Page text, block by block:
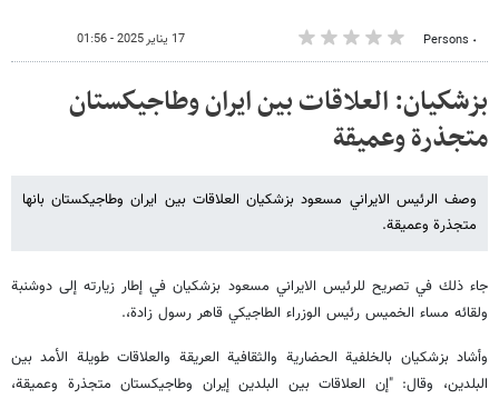
٠ Persons 17 يناير 2025 - 01:56
بزشكيان: العلاقات بين ايران وطاجيكستان
متجذرة وعميقة
وصف الرئيس الايراني مسعود بزشكيان العلاقات بين ايران وطاجيكستان بانها
متجذرة وعميقة.
جاء ذلك في تصريح للرئيس الايراني مسعود بزشكيان في إطار زيارته إلى دوشنبة
ولقائه مساء الخميس رئيس الوزراء الطاجيكي قاهر رسول زادة،.
وأشاد بزشكيان بالخلفية الحضارية والثقافية العريقة والعلاقات طويلة الأمد بين
البلدين، وقال: "إن العلاقات بين البلدين إيران وطاجيكستان متجذرة وعميقة،